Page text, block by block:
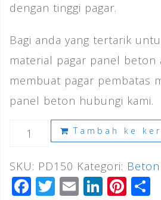
dengan tinggi pagar.
Bagi anda yang tertarik
material pagar panel beton
membuat pagar pembatas
panel beton hubungi kami.
Kuantitas
Pagar
Panel
Tambah ke
SKU: PD150 Kategori:
F T E Li Pi